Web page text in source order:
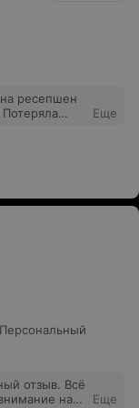
ресепшен
так я
это не его
чтобы
к
никогда
Еще
Персональный
отзыв. Всё
на
Еще